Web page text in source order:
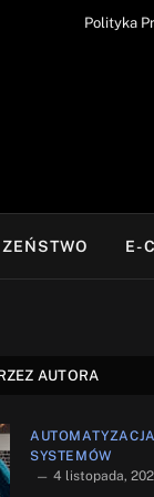
Polityka
E-
AUTORA
SYSTEMÓW
4 listopada,